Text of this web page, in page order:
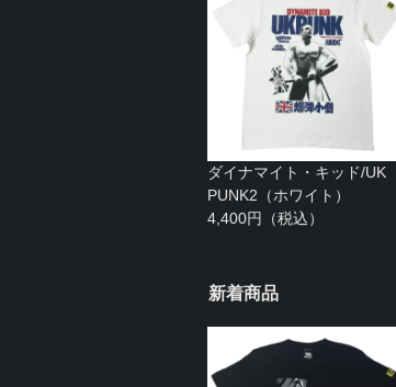
ダイナマイト・キッド/UK
PUNK2（ホワイト）
4,400円（税込）
新着商品